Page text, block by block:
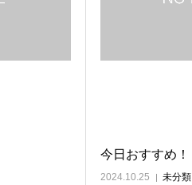
今日おすすめ！
2024.10.25 未分類